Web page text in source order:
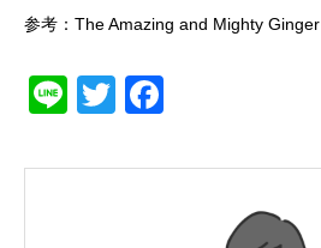
参考： The Amazing and Mighty Ginger
LineTwitter